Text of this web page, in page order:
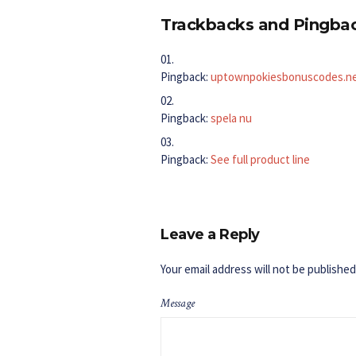
Trackbacks and
Pingback:
Pingback: spela nu
Pingback: See full product line
Leave a Reply
Your email address will not be
Message